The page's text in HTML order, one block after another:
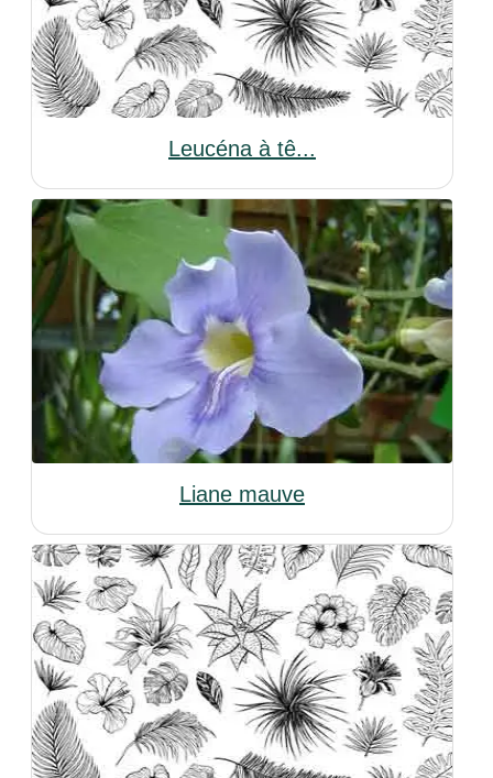
Leucéna à tê...
Liane mauve